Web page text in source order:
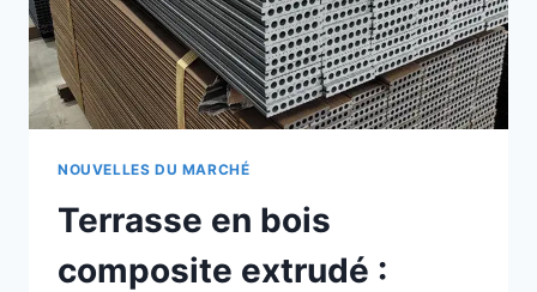
EXTÉRIEUR
NOUVELLES DU MARCHÉ
Terrasse en bois
composite extrudé :